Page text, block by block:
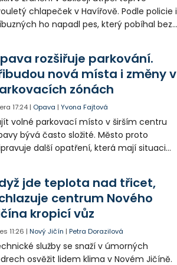
chlapeček v Havířově. Podle policie i
ho napadl pes, který pobíhal bez
Případem už se zabývá policie, která
psa hledá.
rozšiřuje parkování.
nová místa i změny v
zónách
17:24 | Opava |Yvona Fajtová
volné parkovací místo v širším centru
bývá často složité. Město proto
další opatření, která mají situaci
řidiče v parkovacích zónách.
jde teplota nad třicet,
centrum Nového
kropicí vůz
11:26 |Nový Jičín |Petra Dorazilová
služby se snaží v úmorných
osvěžit lidem klima v Novém Jičíně.